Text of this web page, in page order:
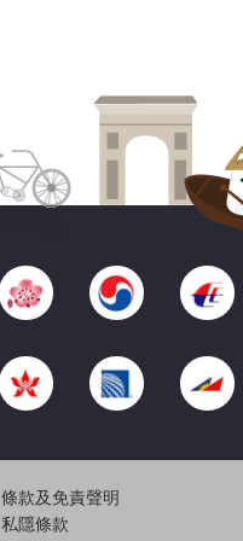
條款及免責聲明
私隱條款